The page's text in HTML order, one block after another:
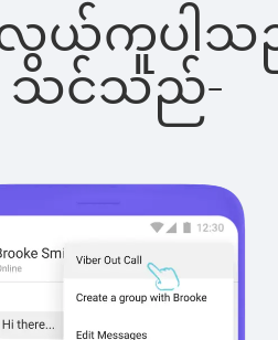
က လွယ်ကူပါ
က သင်သည်-